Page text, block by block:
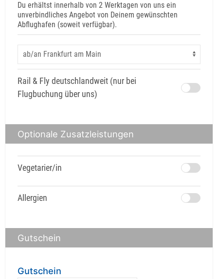
Du erhältst innerhalb von 2 Werktagen von uns ein
unverbindliches Angebot von Deinem gewünschten
Abflughafen (soweit verfügbar).
Rail & Fly deutschlandweit (nur bei
Flugbuchung über uns)
Optionale Zusatzleistungen
Vegetarier/in
Allergien
Gutschein
Gutschein